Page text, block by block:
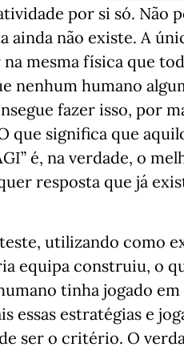
por si só. Não
ainda não existe. A
mesma física que
nenhum humano
fazer isso, por
que significa que
é, na verdade, o
resposta que já
utilizando como
equipa construiu, o
tinha jogado
essas estratégias e
ser o critério. O